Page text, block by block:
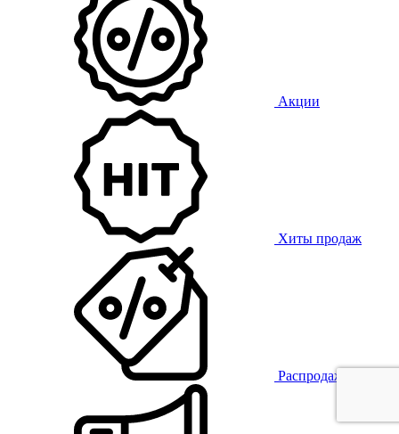
Акции
Хиты продаж
Распродажа